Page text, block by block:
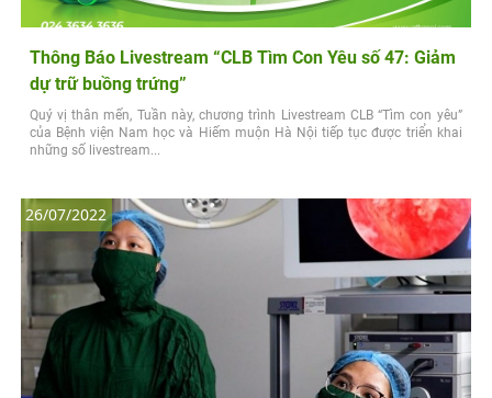
Thông Báo Livestream “CLB Tìm Con Yêu số 47: Giảm
dự trữ buồng trứng”
Quý vị thân mến, Tuần này, chương trình Livestream CLB “Tìm con yêu”
của Bệnh viện Nam học và Hiếm muộn Hà Nội tiếp tục được triển khai
những số livestream...
26/07/2022